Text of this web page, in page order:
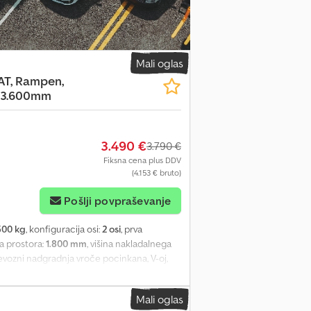
Mali oglas
Rampen,
3.490 €3.790 €
Fiksna cena plus DDV
(4.153 € bruto)
Pošlji povpraševanje
kg, konfiguracija osi: 2 osi, prva
prostora:1.800 mm , višina nakladalnega
nadgradnja vroče pocinkana, V-oj,
4 pritrdilni profili na vsaki strani,
blažilniki, okrepljeno podporno kolo,
SI86465 Naša ponudba je naMali oglas